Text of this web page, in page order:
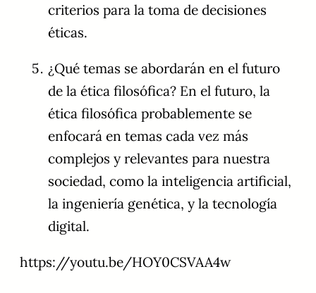
criterios para la toma de decisiones
éticas.
¿Qué temas se abordarán en el futuro
de la ética filosófica? En el futuro, la
ética filosófica probablemente se
enfocará en temas cada vez más
complejos y relevantes para nuestra
sociedad, como la inteligencia artificial,
la ingeniería genética, y la tecnología
digital.
https://youtu.be/HOY0CSVAA4w